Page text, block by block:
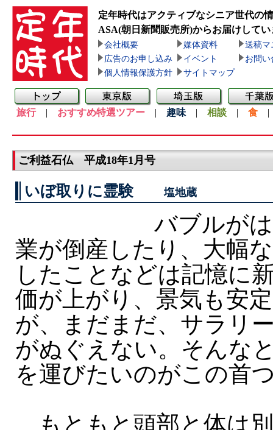
定年時代はアクティブなシニア世代の
ASA(朝日新聞販売所)からお届けしてい
会社概要 媒体資料
送稿マ
広告のお申し込み
イベント
お問い
個人情報保護方針
サイトマップ
旅行| おすすめ特選ツアー | 趣味 | 相談 | 食
ご利益石仏 平成18年1月号
いぼ取りに霊験塩地蔵
バブルが
業が倒産したり、大幅
したことなどは記憶に
価が上がり、景気も安
が、まだまだ、サラリ
がぬぐえない。そんな
を運びたいのがこの首
もともと頭部と体は